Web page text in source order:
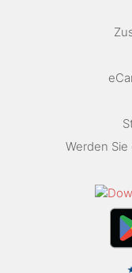
Werden Sie